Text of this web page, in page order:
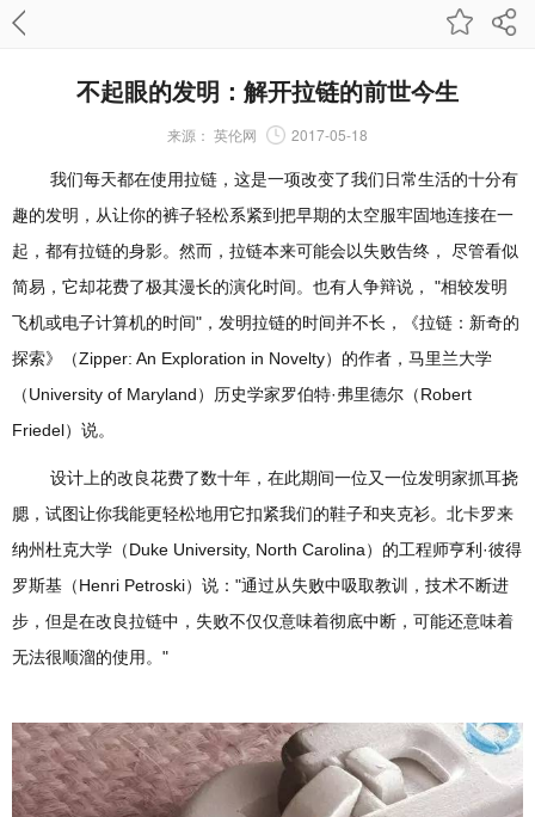
不起眼的发明：解开拉链的前世今生
来源： 英伦网 2017-05-18
我们每天都在使用拉链，这是一项改变了我们日常生活的十分有
趣的发明，从让你的裤子轻松系紧到把早期的太空服牢固地连接在一
起，都有拉链的身影。然而，拉链本来可能会以失败告终， 尽管看似
简易，它却花费了极其漫长的演化时间。也有人争辩说， "相较发明
飞机或电子计算机的时间"，发明拉链的时间并不长，《拉链：新奇的
探索》（Zipper: An Exploration in Novelty）的作者，马里兰大学
（University of Maryland）历史学家罗伯特·弗里德尔（Robert
Friedel）说。
设计上的改良花费了数十年，在此期间一位又一位发明家抓耳挠
腮，试图让你我能更轻松地用它扣紧我们的鞋子和夹克衫。北卡罗来
纳州杜克大学（Duke University, North Carolina）的工程师亨利·彼得
罗斯基（Henri Petroski）说："通过从失败中吸取教训，技术不断进
步，但是在改良拉链中，失败不仅仅意味着彻底中断，可能还意味着
无法很顺溜的使用。"